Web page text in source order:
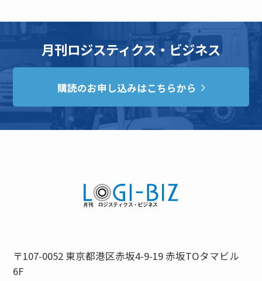
月刊ロジスティクス・ビジネス
購読のお申し込みはこちらから
〒107-0052 東京都港区赤坂4-9-19 赤坂TOタマビル
6F